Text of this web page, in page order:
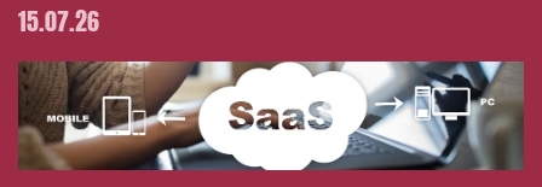
15.07.26